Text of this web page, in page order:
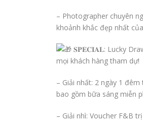
– Photographer chuyên
khoảnh khắc đẹp nhất
𝐒𝐏𝐄𝐂𝐈𝐀𝐋: Lucky
mọi khách hàng tham dự!
– Giải nhất: 2 ngày 1 đêm
bao gồm bữa sáng miễn
– Giải nhì: Voucher F&B